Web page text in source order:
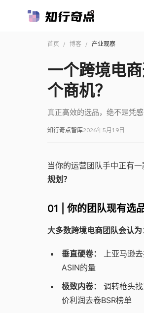
首页 / 博客 / 产业观察
一个跨境电
个商机？
真正高效的选品，绝不是凭
知行奇点智库2026年5月19日
当你的运营团队手中正有
规划？
01 | 你的团队现有选
大多数跨境电商团队会认为
垂直硬卷：
上亚马逊
ASIN的量
极致内卷：
调转枪头
价利润去卷BSR榜单